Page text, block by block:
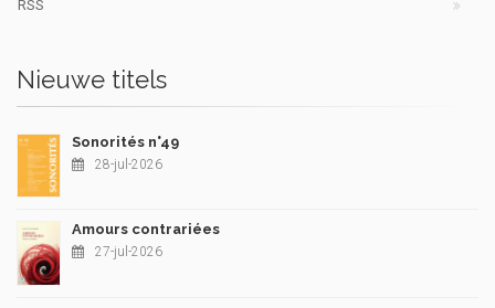
RSS
Nieuwe titels
Sonorités n°49
28-jul-2026
Amours contrariées
27-jul-2026